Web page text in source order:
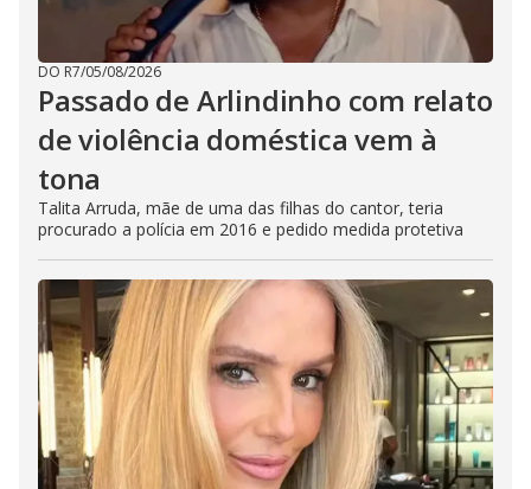
DO R7/05/08/2026
Passado de Arlindinho com relato
de violência doméstica vem à
tona
Talita Arruda, mãe de uma das filhas do cantor, teria
procurado a polícia em 2016 e pedido medida protetiva